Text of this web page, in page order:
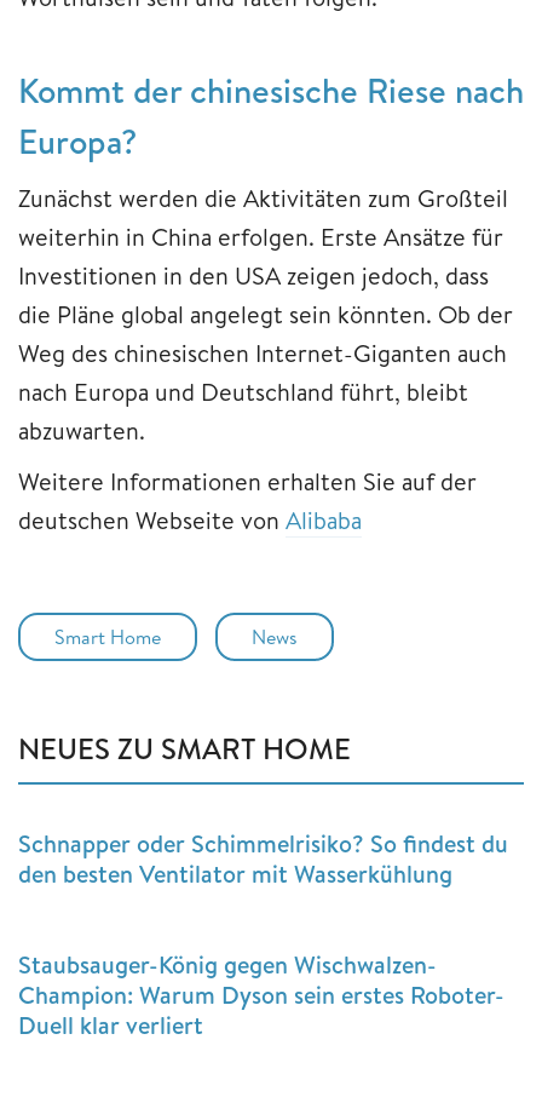
Kommt der chinesische Riese nach
Europa?
Zunächst werden die Aktivitäten zum Großteil
weiterhin in China erfolgen. Erste Ansätze für
Investitionen in den USA zeigen jedoch, dass
die Pläne global angelegt sein könnten. Ob der
Weg des chinesischen Internet-Giganten auch
nach Europa und Deutschland führt, bleibt
abzuwarten.
Weitere Informationen erhalten Sie auf der
deutschen Webseite von Alibaba
Smart Home News
NEUES ZU SMART HOME
Schnapper oder Schimmelrisiko? So findest du
den besten Ventilator mit Wasserkühlung
Staubsauger-König gegen Wischwalzen-
Champion: Warum Dyson sein erstes Roboter-
Duell klar verliert